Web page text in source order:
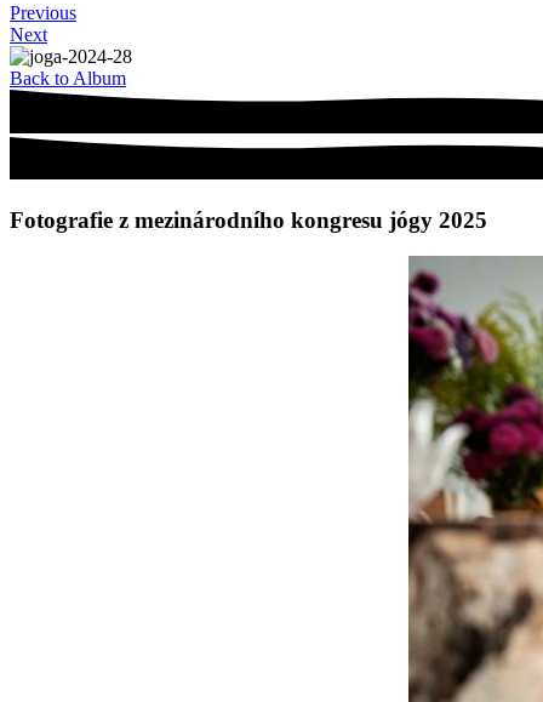
Previous
Next
Back to Album
Fotografie z mezinárodního kongresu jógy 2025